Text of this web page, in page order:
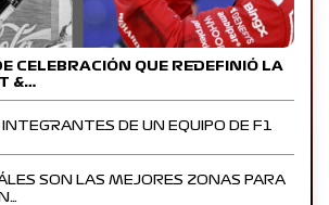
CELEBRACIÓN QUE REDEFINIÓ LA
&…
INTEGRANTES DE UN EQUIPO DE F1
SON LAS MEJORES ZONAS PARA